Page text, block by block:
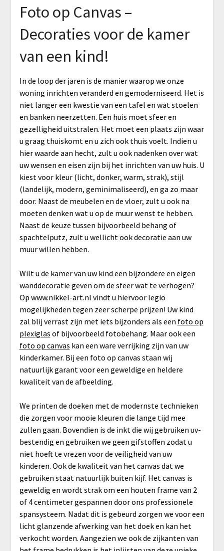
Foto op Canvas –
Decoraties voor de kamer
van een kind!
In de loop der jaren is de manier waarop we onze
woning inrichten veranderd en gemoderniseerd. Het is
niet langer een kwestie van een tafel en wat stoelen
en banken neerzetten. Een huis moet sfeer en
gezelligheid uitstralen. Het moet een plaats zijn waar
u graag thuiskomt en u zich ook thuis voelt. Indien u
hier waarde aan hecht, zult u ook nadenken over wat
uw wensen en eisen zijn bij het inrichten van uw huis. U
kiest voor kleur (licht, donker, warm, strak), stijl
(landelijk, modern, geminimaliseerd), en ga zo maar
door. Naast de meubelen en de vloer, zult u ook na
moeten denken wat u op de muur wenst te hebben.
Naast de keuze tussen bijvoorbeeld behang of
spachtelputz, zult u wellicht ook decoratie aan uw
muur willen hebben.
Wilt u de kamer van uw kind een bijzondere en eigen
wanddecoratie geven om de sfeer wat te verhogen?
Op www.nikkel-art.nl vindt u hiervoor legio
mogelijkheden tegen zeer scherpe prijzen! Uw kind
zal blij verrast zijn met iets bijzonders als een foto op
plexiglas of bijvoorbeeld fotobehang. Maar ook een
foto op canvas kan een ware verrijking zijn van uw
kinderkamer. Bij een foto op canvas staan wij
natuurlijk garant voor een geweldige en heldere
kwaliteit van de afbeelding.
We printen de doeken met de modernste technieken
die zorgen voor mooie kleuren die lange tijd mee
zullen gaan. Bovendien is de inkt die wij gebruiken uv-
bestendig en gebruiken we geen gifstoffen zodat u
niet hoeft te vrezen voor de veiligheid van uw
kinderen. Ook de kwaliteit van het canvas dat we
gebruiken staat natuurlijk buiten kijf. Het canvas is
geweldig en wordt strak om een houten frame van 2
of 4 centimeter gespannen door ons professionele
spansysteem. Nadat dit is gebeurd zorgen we voor een
licht glanzende afwerking van het doek en kan het
verkocht worden. Aangezien we ook de zijkanten van